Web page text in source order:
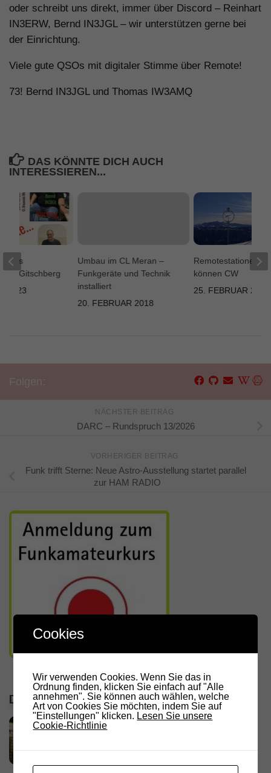
oder schreibt uns direkt, immer über Discord – Reinhart
IN3ERW, Bernd IN3JGL – wir unterstützen gerne bei
der Einrichtung.
Viele gute QSOs mit digitaler Stimme über Remote!
73! Bernd IN3JGL und Thomas IW3AMQ
DAS KÖNNTE DICH AUCH
INTERESSIEREN...
Umbau im CL Meran –
Funkgeräte und Technik
installiert
20. FEBRUAR 2018
Remotestationen
können CW
25. FEBRUAR 2026
Gitschberg
2023
NÄCHSTER BEITRAG
DARC – Rundspruch 13/2026
VORHERIGER BEITRAG
Funk trifft Sterne: Neue Astro-Ausstellung startet parallel
zur HAM RADIO
DIE LETZTEN ARTIKEL
RADIO DARC – Stromausfall und
2. AUGUST 2026
Cookies
Wir verwenden Cookies. Wenn Sie das in
Ordnung finden, klicken Sie einfach auf "Alle
annehmen". Sie können auch wählen, welche
Art von Cookies Sie möchten, indem Sie auf
"Einstellungen" klicken. Lesen Sie unsere
Cookie-Richtlinie